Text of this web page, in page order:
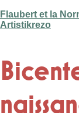
Flaubert et la
Artistikrezo